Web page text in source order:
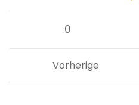
0
Vorherige